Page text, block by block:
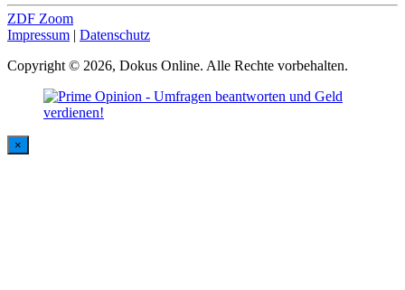
ZDF Zoom
Impressum | Datenschutz
Copyright © 2026, Dokus Online. Alle Rechte vorbehalten.
×